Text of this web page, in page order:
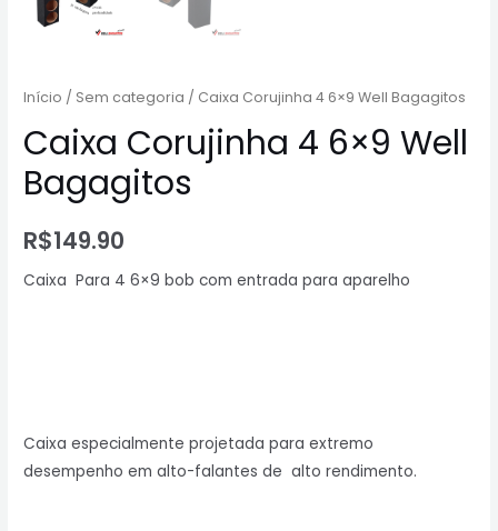
Início / Sem categoria / Caixa Corujinha 4 6×9 Well Bagagitos
Caixa Corujinha 4 6×9 Well
Bagagitos
R$149.90
Caixa Para 4 6×9 bob com entrada para aparelho
Caixa especialmente projetada para extremo
desempenho em alto-falantes de alto rendimento.